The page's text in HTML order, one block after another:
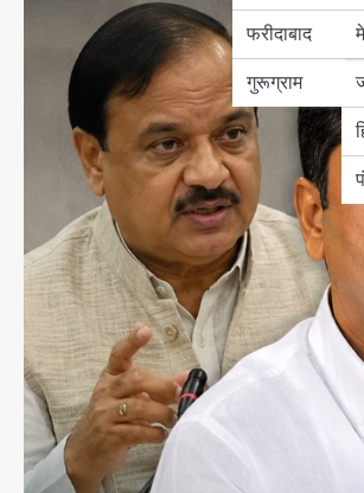
फरीदाबाद
गुरूग्राम